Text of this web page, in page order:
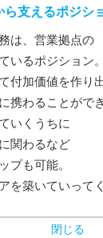
支えるポジシ
は、営業拠点の
いるポジション。
付加価値を作り出
携わることがで
いくうちに
関わるなど
プも可能。
を築いていって
閉じる